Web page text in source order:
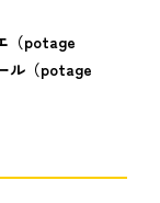
（potage
ル（potage